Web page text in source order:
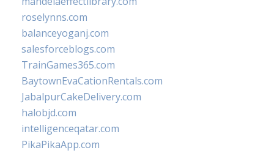
roselynns.com
balanceyoganj.com
salesforceblogs.com
TrainGames365.com
BaytownEvaCationRentals.com
JabalpurCakeDelivery.com
halobjd.com
intelligenceqatar.com
PikaPikaApp.com